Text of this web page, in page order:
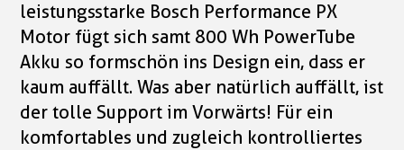
leistungsstarke Bosch Performance PX
Motor fügt sich samt 800 Wh PowerTube
Akku so formschön ins Design ein, dass er
kaum auffällt. Was aber natürlich auffällt, ist
der tolle Support im Vorwärts! Für ein
komfortables und zugleich kontrolliertes